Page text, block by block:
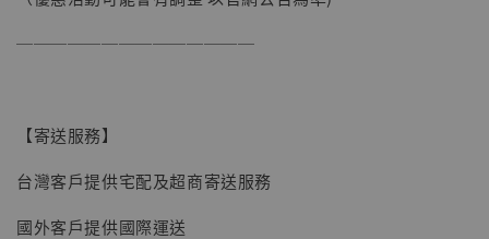
──────────────
【寄送服務】
台灣客戶提供宅配及超商寄送服務
國外客戶提供國際運送